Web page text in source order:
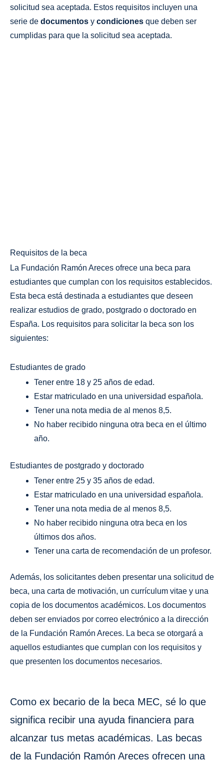
solicitud sea aceptada. Estos requisitos incluyen una
serie de documentos y condiciones que deben ser
cumplidas para que la solicitud sea aceptada.
Requisitos de la beca
La Fundación Ramón Areces ofrece una beca para
estudiantes que cumplan con los requisitos establecidos.
Esta beca está destinada a estudiantes que deseen
realizar estudios de grado, postgrado o doctorado en
España. Los requisitos para solicitar la beca son los
siguientes:
Estudiantes de grado
Tener entre 18 y 25 años de edad.
Estar matriculado en una universidad española.
Tener una nota media de al menos 8,5.
No haber recibido ninguna otra beca en el último
año.
Estudiantes de postgrado y doctorado
Tener entre 25 y 35 años de edad.
Estar matriculado en una universidad española.
Tener una nota media de al menos 8,5.
No haber recibido ninguna otra beca en los
últimos dos años.
Tener una carta de recomendación de un profesor.
Además, los solicitantes deben presentar una solicitud de
beca, una carta de motivación, un currículum vitae y una
copia de los documentos académicos. Los documentos
deben ser enviados por correo electrónico a la dirección
de la Fundación Ramón Areces. La beca se otorgará a
aquellos estudiantes que cumplan con los requisitos y
que presenten los documentos necesarios.
Como ex becario de la beca MEC, sé lo que
significa recibir una ayuda financiera para
alcanzar tus metas académicas. Las becas
de la Fundación Ramón Areces ofrecen una